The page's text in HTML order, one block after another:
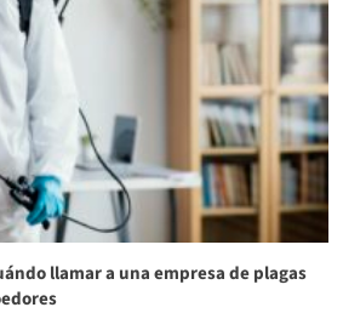
llamar a una empresa de plagas